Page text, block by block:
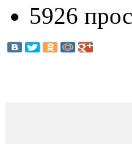
5926